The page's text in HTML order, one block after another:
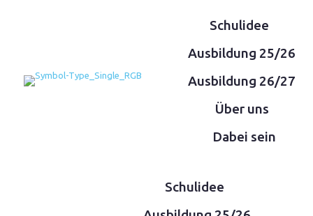
Schulidee
Ausbildung 25/26
Ausbildung 26/27
Über uns
Dabei sein
Schulidee